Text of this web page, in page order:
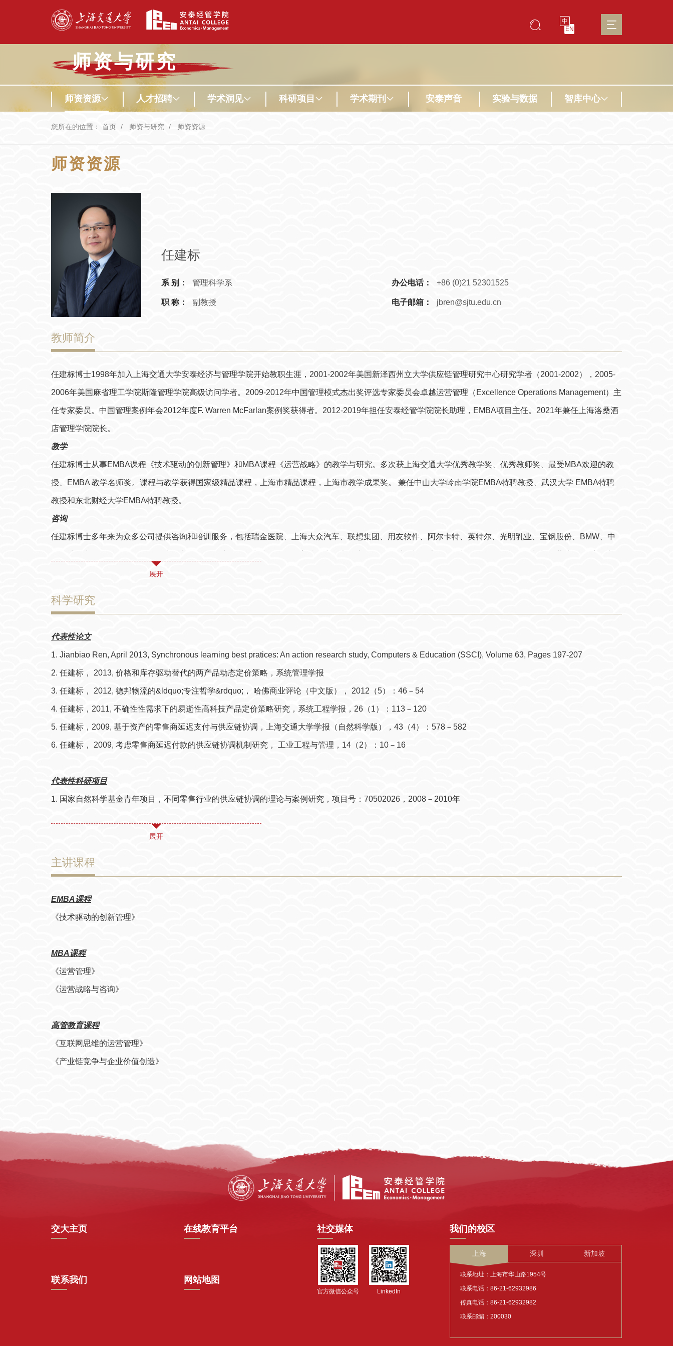
中
EN
师资与研究
师资资源 人才招聘 学术洞见 科研项目 学术期刊 安泰声音 实验与数据 智库中心
您所在的位置： 首页 师资与研究 师资资源
师资资源
任建标
系 别： 管理科学系 办公电话： +86 (0)21 52301525
职 称： 副教授 电子邮箱： jbren@sjtu.edu.cn
教师简介
任建标博士1998年加入上海交通大学安泰经济与管理学院开始教职生涯，2001-2002年美国新泽西州立大学供应链管理研究中心研究学者（2001-2002），2005-
2006年美国麻省理工学院斯隆管理学院高级访问学者。2009-2012年中国管理模式杰出奖评选专家委员会卓越运营管理（Excellence Operations Management）主
任专家委员。中国管理案例年会2012年度F. Warren McFarlan案例奖获得者。2012-2019年担任安泰经管学院院长助理，EMBA项目主任。2021年兼任上海洛桑酒
店管理学院院长。
教学
任建标博士从事EMBA课程《技术驱动的创新管理》和MBA课程《运营战略》的教学与研究。多次获上海交通大学优秀教学奖、优秀教师奖、最受MBA欢迎的教
授、EMBA 教学名师奖。课程与教学获得国家级精品课程，上海市精品课程，上海市教学成果奖。 兼任中山大学岭南学院EMBA特聘教授、武汉大学 EMBA特聘
教授和东北财经大学EMBA特聘教授。
咨询
任建标博士多年来为众多公司提供咨询和培训服务，包括瑞金医院、上海大众汽车、联想集团、用友软件、阿尔卡特、英特尔、光明乳业、宝钢股份、BMW、中
Esprit（埃斯普利特）中国供应链诊断咨询项目、南京医药股份物流整合等咨询项目。被多家公司聘请为董事或顾问，现为长江联合投资股份公司与中山顶固集创
展开
科学研究
代表性论文
1. Jianbiao Ren, April 2013, Synchronous learning best pratices: An action research study, Computers & Education (SSCI), Volume 63, Pages 197-207
2. 任建标， 2013, 价格和库存驱动替代的两产品动态定价策略，系统管理学报
3. 任建标， 2012, 德邦物流的&ldquo;专注哲学&rdquo;， 哈佛商业评论（中文版）， 2012（5）：46－54
4. 任建标，2011, 不确性性需求下的易逝性高科技产品定价策略研究，系统工程学报，26（1）：113－120
5. 任建标，2009, 基于资产的零售商延迟支付与供应链协调，上海交通大学学报（自然科学版），43（4）：578－582
6. 任建标， 2009, 考虑零售商延迟付款的供应链协调机制研究， 工业工程与管理，14（2）：10－16
代表性科研项目
1. 国家自然科学基金青年项目，不同零售行业的供应链协调的理论与案例研究，项目号：70502026，2008－2010年
3. 南京医药供应链整合研究，2009－2010年
展开
主讲课程
EMBA课程
《技术驱动的创新管理》
MBA课程
《运营管理》
《运营战略与咨询》
高管教育课程
《互联网思维的运营管理》
《产业链竞争与企业价值创造》
交大主页
联系我们
在线教育平台
网站地图
社交媒体
官方微信公众号 LinkedIn
我们的校区
上海 深圳 新加坡
联系地址：上海市华山路1954号
联系电话：86-21-62932986
传真电话：86-21-62932982
联系邮编：200030